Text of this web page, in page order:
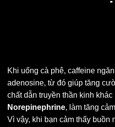
Khi uống cà phê, caffeine
adenosine, từ đó giúp tăng
chất dẫn truyền thần kinh
Norepinephrine, làm tăng
Vì vậy, khi bạn cảm thấy buồn